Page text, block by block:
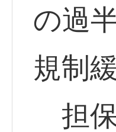
の過
規制
担保